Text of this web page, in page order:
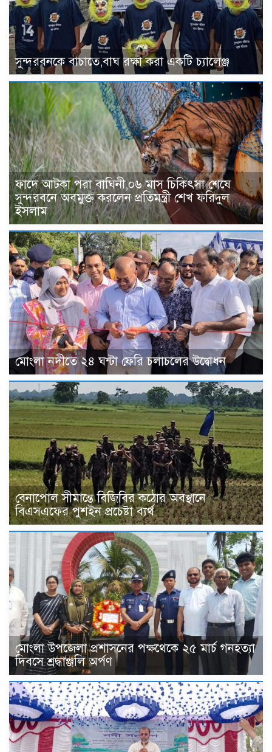
সুন্দরবনকে বাচাতে,বাঘ রক্ষা করা একটি চ্যালেঞ্জ
ফাদে আটকা পরা বাঘিনী,০৬ মাস চিকিৎসা শেষে
সুন্দরবনে অবমুক্ত করলেন প্রতিমন্ত্রী শেখ ফরিদুল
ইসলাম
মোংলা নদীতে ২৪ ঘন্টা ফেরি চলাচলের উদ্বোধন
বেনাপোল সীমান্তে বিজিবির কঠোর অবস্থানে
বিএসএফের পুশইন প্রচেষ্টা ব্যর্থ
মোংলা উপজেলা প্রশাসনের পক্ষথেকে ২৫ মার্চ গনহত্যা
দিবসে শ্রদ্ধাঞ্জলি অর্পণ